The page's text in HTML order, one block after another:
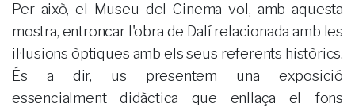
Per això, el Museu del Cinema vol, amb aquesta
mostra, entroncar l'obra de Dalí relacionada amb les
il·lusions òptiques amb els seus referents històrics.
És a dir, us presentem una exposició
essencialment didàctica que enllaça el fons